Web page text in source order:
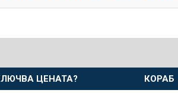
ЦЕНАТА? КОРАБ